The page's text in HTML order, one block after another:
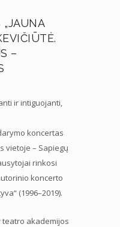
„JAUNA
–
ir intiguojanti,
koncertas
vietoje – Sapiegų
rinkosi
koncerto
(1996–2019).
teatro akademijos